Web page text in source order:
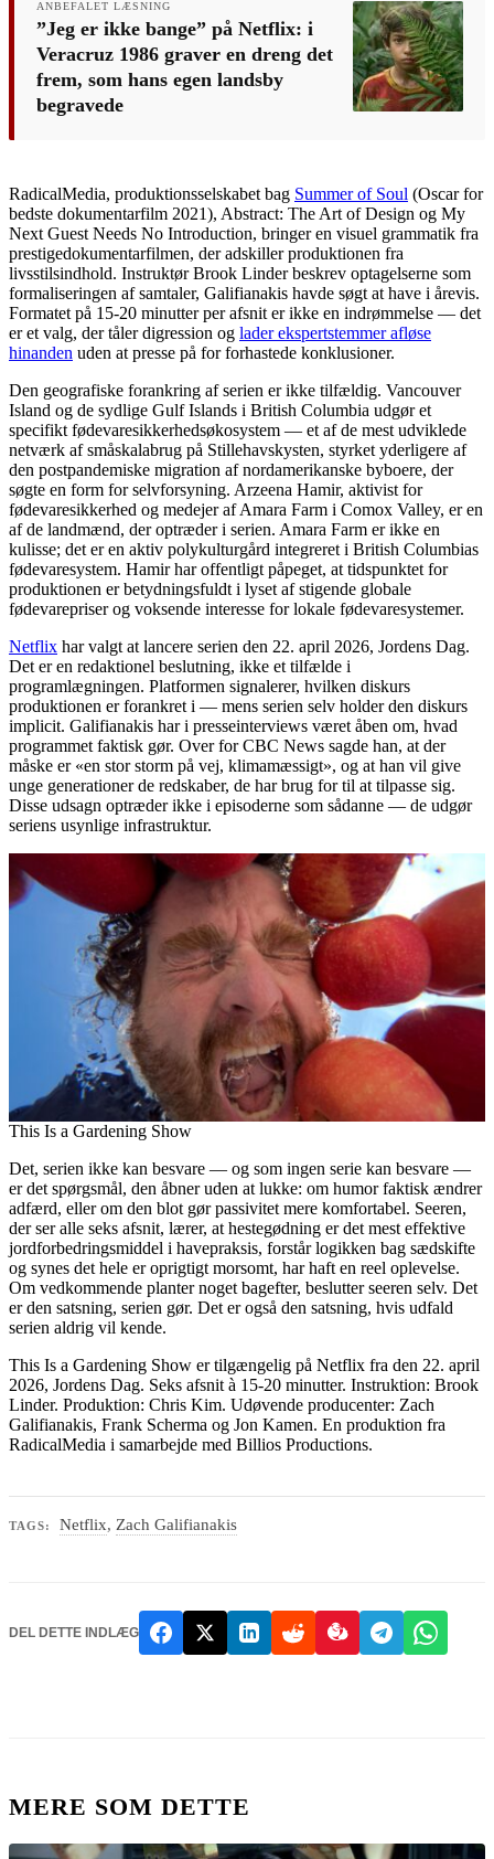
ANBEFALET LÆSNING
”Jeg er ikke bange” på Netflix: i
Veracruz 1986 graver en dreng det
frem, som hans egen landsby
begravede
RadicalMedia, produktionsselskabet bag Summer of Soul (Oscar for
bedste dokumentarfilm 2021), Abstract: The Art of Design og My
Next Guest Needs No Introduction, bringer en visuel grammatik fra
prestigedokumentarfilmen, der adskiller produktionen fra
livsstilsindhold. Instruktør Brook Linder beskrev optagelserne som
formaliseringen af samtaler, Galifianakis havde søgt at have i årevis.
Formatet på 15-20 minutter per afsnit er ikke en indrømmelse — det
er et valg, der tåler digression og lader ekspertstemmer afløse
hinanden uden at presse på for forhastede konklusioner.
Den geografiske forankring af serien er ikke tilfældig. Vancouver
Island og de sydlige Gulf Islands i British Columbia udgør et
specifikt fødevaresikkerhedsøkosystem — et af de mest udviklede
netværk af småskalabrug på Stillehavskysten, styrket yderligere af
den postpandemiske migration af nordamerikanske byboere, der
søgte en form for selvforsyning. Arzeena Hamir, aktivist for
fødevaresikkerhed og medejer af Amara Farm i Comox Valley, er en
af de landmænd, der optræder i serien. Amara Farm er ikke en
kulisse; det er en aktiv polykulturgård integreret i British Columbias
fødevaresystem. Hamir har offentligt påpeget, at tidspunktet for
produktionen er betydningsfuldt i lyset af stigende globale
fødevarepriser og voksende interesse for lokale fødevaresystemer.
Netflix har valgt at lancere serien den 22. april 2026, Jordens Dag.
Det er en redaktionel beslutning, ikke et tilfælde i
programlægningen. Platformen signalerer, hvilken diskurs
produktionen er forankret i — mens serien selv holder den diskurs
implicit. Galifianakis har i presseinterviews været åben om, hvad
programmet faktisk gør. Over for CBC News sagde han, at der
måske er «en stor storm på vej, klimamæssigt», og at han vil give
unge generationer de redskaber, de har brug for til at tilpasse sig.
Disse udsagn optræder ikke i episoderne som sådanne — de udgør
seriens usynlige infrastruktur.
This Is a Gardening Show
Det, serien ikke kan besvare — og som ingen serie kan besvare —
er det spørgsmål, den åbner uden at lukke: om humor faktisk ændrer
adfærd, eller om den blot gør passivitet mere komfortabel. Seeren,
der ser alle seks afsnit, lærer, at hestegødning er det mest effektive
jordforbedringsmiddel i havepraksis, forstår logikken bag sædskifte
og synes det hele er oprigtigt morsomt, har haft en reel oplevelse.
Om vedkommende planter noget bagefter, beslutter seeren selv. Det
er den satsning, serien gør. Det er også den satsning, hvis udfald
serien aldrig vil kende.
This Is a Gardening Show er tilgængelig på Netflix fra den 22. april
2026, Jordens Dag. Seks afsnit à 15-20 minutter. Instruktion: Brook
Linder. Produktion: Chris Kim. Udøvende producenter: Zach
Galifianakis, Frank Scherma og Jon Kamen. En produktion fra
RadicalMedia i samarbejde med Billios Productions.
TAGS: Netflix,Zach Galifianakis
DEL DETTE INDLÆG
MERE SOM DETTE